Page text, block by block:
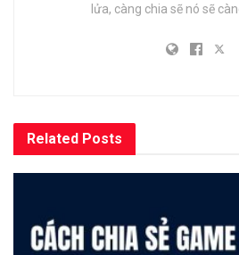
lửa, càng chia sẽ nó sẽ
Related Posts